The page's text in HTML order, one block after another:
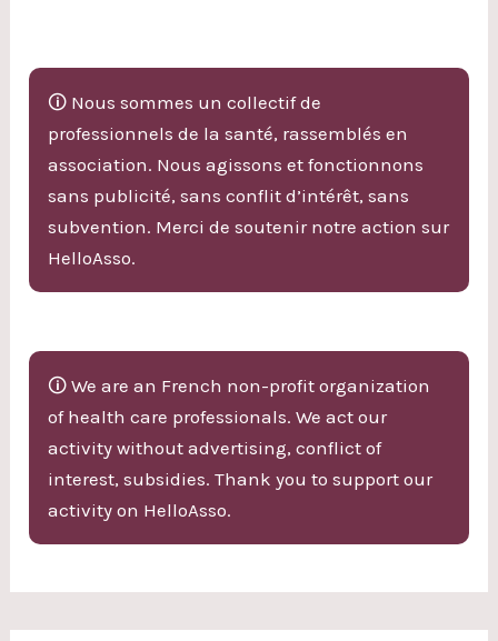
🛈 Nous sommes un collectif de
professionnels de la santé, rassemblés en
association. Nous agissons et fonctionnons
sans publicité, sans conflit d’intérêt, sans
subvention. Merci de soutenir notre action sur
HelloAsso.
🛈 We are an French non-profit organization
of health care professionals. We act our
activity without advertising, conflict of
interest, subsidies. Thank you to support our
activity on HelloAsso.